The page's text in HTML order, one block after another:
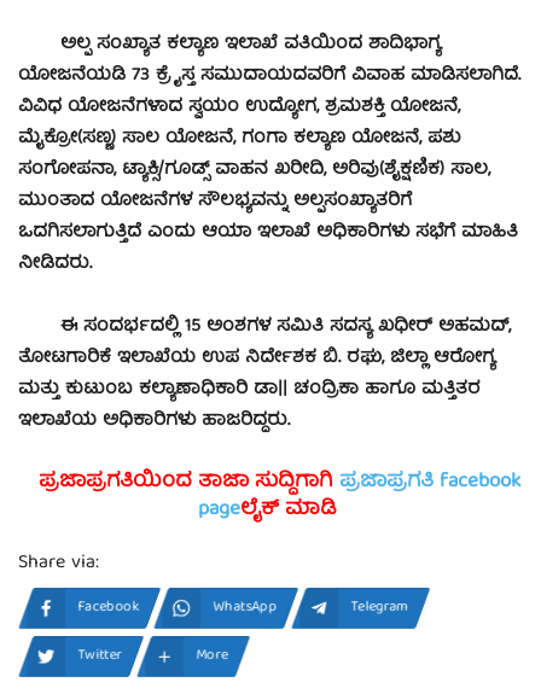
ಅಲ್ಪ ಸಂಖ್ಯಾತ ಕಲ್ಯಾಣ ಇಲಾಖೆ ವತಿಯಿಂದ ಶಾದಿಭಾಗ್ಯ
ಯೋಜನೆಯಡಿ 73 ಕ್ರೈಸ್ತ ಸಮುದಾಯದವರಿಗೆ ವಿವಾಹ ಮಾಡಿಸಲಾಗಿದೆ.
ವಿವಿಧ ಯೋಜನೆಗಳಾದ ಸ್ವಯಂ ಉದ್ಯೋಗ, ಶ್ರಮಶಕ್ತಿ ಯೋಜನೆ,
ಮೈಕ್ರೋ(ಸಣ್ಣ) ಸಾಲ ಯೋಜನೆ, ಗಂಗಾ ಕಲ್ಯಾಣ ಯೋಜನೆ, ಪಶು
ಸಂಗೋಪನಾ, ಟ್ಯಾಕ್ಸಿ/ಗೂಡ್ಸ್ ವಾಹನ ಖರೀದಿ, ಅರಿವು(ಶೈಕ್ಷಣಿಕ) ಸಾಲ,
ಮುಂತಾದ ಯೋಜನೆಗಳ ಸೌಲಭ್ಯವನ್ನು ಅಲ್ಪಸಂಖ್ಯಾತರಿಗೆ
ಒದಗಿಸಲಾಗುತ್ತಿದೆ ಎಂದು ಆಯಾ ಇಲಾಖೆ ಅಧಿಕಾರಿಗಳು ಸಭೆಗೆ ಮಾಹಿತಿ
ನೀಡಿದರು.
ಈ ಸಂದರ್ಭದಲ್ಲಿ 15 ಅಂಶಗಳ ಸಮಿತಿ ಸದಸ್ಯ ಖಧೀರ್ ಅಹಮದ್,
ತೋಟಗಾರಿಕೆ ಇಲಾಖೆಯ ಉಪ ನಿರ್ದೇಶಕ ಬಿ. ರಘು, ಜಿಲ್ಲಾ ಆರೋಗ್ಯ
ಮತ್ತು ಕುಟುಂಬ ಕಲ್ಯಾಣಾಧಿಕಾರಿ ಡಾ|| ಚಂದ್ರಿಕಾ ಹಾಗೂ ಮತ್ತಿತರ
ಇಲಾಖೆಯ ಅಧಿಕಾರಿಗಳು ಹಾಜರಿದ್ದರು.
ಪ್ರಜಾಪ್ರಗತಿಯಿಂದ ತಾಜಾ ಸುದ್ದಿಗಾಗಿ ಪ್ರಜಾಪ್ರಗತಿ facebook
pageಲೈಕ್ ಮಾಡಿ
Share via:
Facebook WhatsApp
Telegram
Twitter
More